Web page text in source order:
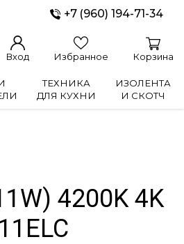
+7 (960) 194-71-34
Вход Избранное Корзина
ТЕХНИКА
ДЛЯ КУХНИ
ИЗОЛЕНТА
И СКОТЧ
4200K 4K